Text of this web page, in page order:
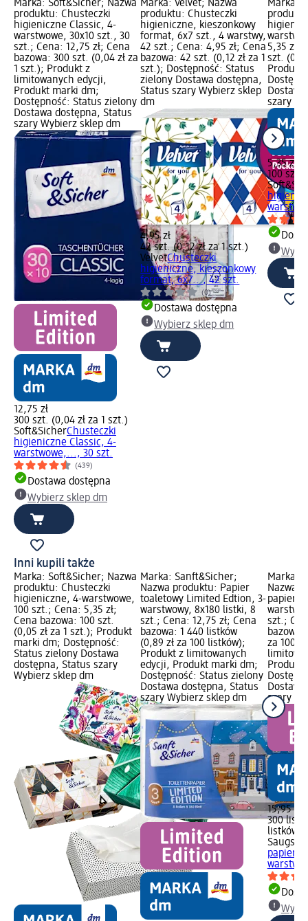
Marka: Soft&Sicher; Nazwa
produktu: Chusteczki
higieniczne Classic, 4-
warstwowe, 30x10 szt., 30
szt.; Cena: 12,75 zł; Cena
bazowa: 300 szt. (0,04 zł za
1 szt.); Produkt z
limitowanych edycji,
Produkt marki dm;
Dostępność: Status zielony
Dostawa dostępna, Status
szary Wybierz sklep dm
12,75 zł
300 szt. (0,04 zł za 1 szt.)
Soft&SicherChusteczki
higieniczne Classic, 4-
warstwowe,..., 30 szt.
(439)
Dostawa dostępna
Wybierz sklep dm
Marka: Velvet; Nazwa
produktu: Chusteczki
higieniczne, kieszonkowy
format, 6x7 szt., 4 warstwy,
42 szt.; Cena: 4,95 zł; Cena
bazowa: 42 szt. (0,12 zł za 1
szt.); Dostępność: Status
zielony Dostawa dostępna,
Status szary Wybierz sklep
dm
4,95 zł
42 szt. (0,12 zł za 1 szt.)
VelvetChusteczki
higieniczne, kieszonkowy
format, 6x7..., 42 szt.
(0)
Dostawa dostępna
Wybierz sklep dm
Marka:
5,35 zł;
szt.
Produkt
szary
5,35 zł
100 szt.
Inni kupili także
Marka: Soft&Sicher; Nazwa
produktu: Chusteczki
higieniczne, 4-warstwowe,
100 szt.; Cena: 5,35 zł;
Cena bazowa: 100 szt.
(0,05 zł za 1 szt.); Produkt
marki dm; Dostępność:
Status zielony Dostawa
dostępna, Status szary
Wybierz sklep dm
Marka: Sanft&Sicher;
Nazwa produktu: Papier
toaletowy Limited Edtion, 3-
warstwowy, 8x180 listki, 8
szt.; Cena: 12,75 zł; Cena
bazowa: 1 440 listków
(0,89 zł za 100 listków);
Produkt z limitowanych
edycji, Produkt marki dm;
Dostępność: Status zielony
Dostawa dostępna, Status
szary Wybierz sklep dm
Marka:
Nazwa
szt.;
bazowa:
za 100
Produkt
szary
15,95 zł
300
listków)